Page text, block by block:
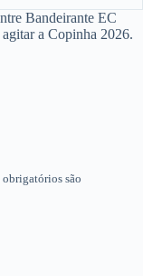
Bandeirante EC
a Copinha 2026.
obrigatórios são